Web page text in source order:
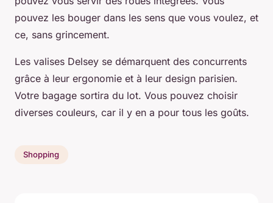
pouvez les bouger dans les sens que vous voulez, et
ce, sans grincement.
Les valises Delsey se démarquent des concurrents
grâce à leur ergonomie et à leur design parisien.
Votre bagage sortira du lot. Vous pouvez choisir
diverses couleurs, car il y en a pour tous les goûts.
Shopping